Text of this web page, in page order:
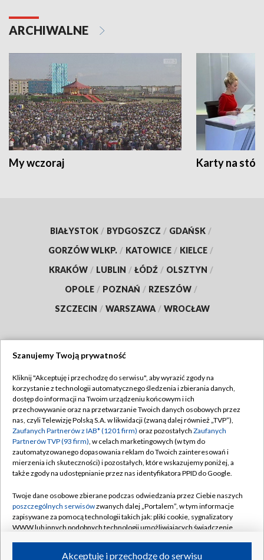
ARCHIWALNE
My wczoraj Karty na
BIAŁYSTOK / BYDGOSZCZ / GDAŃSK /
GORZÓW WLKP. / KATOWICE / KIELCE /
KRAKÓW / LUBLIN / ŁÓDŹ / OLSZTYN /
OPOLE / POZNAŃ / RZESZÓW /
SZCZECIN / WARSZAWA / WROCŁAW
TVP
Abonament TVP
Emisja w TVP
Centrum informacji TVP
Naziemna Telewizja Cyfrowa
Rada Programowa
System NOS
Informacje o nadawcy
Regulamin TVP
Polityka prywatności
Moje zgody
Pomoc
Kontakt
Kanały
Szanujemy Twoją prywatność
Kliknij "Akceptuję i przechodzę do serwisu", aby wyrazić zgody na
korzystanie z technologii automatycznego śledzenia i zbierania danych,
dostęp do informacji na Twoim urządzeniu końcowym i ich
przechowywanie oraz na przetwarzanie Twoich danych osobowych przez
nas, czyli Telewizję Polską S.A. w likwidacji (zwaną dalej również „TVP”),
Zaufanych Partnerów z IAB* (1201 firm) oraz pozostałych Zaufanych
Partnerów TVP (93 firm), w celach marketingowych (w tym do
zautomatyzowanego dopasowania reklam do Twoich zainteresowań i
mierzenia ich skuteczności) i pozostałych, które wskazujemy poniżej, a
także zgody na udostępnianie przez nas identyfikatora PPID do Google.
Twoje dane osobowe zbierane podczas odwiedzania przez Ciebie naszych
poszczególnych serwisówzwanych dalej „Portalem”, w tym informacje
zapisywane za pomocą technologii takich jak: pliki cookie, sygnalizatory
WWW lub innych podobnych technologii umożliwiających świadczenie
Akceptuję i przechodzę do serwisu